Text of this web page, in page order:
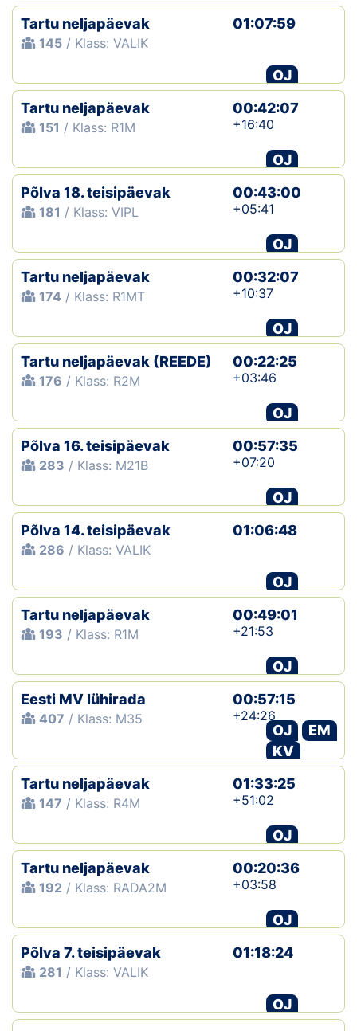
Tartu neljapäevak
145 / Klass: VALIK
01:07:59
OJ
Tartu neljapäevak
151 / Klass: R1M
00:42:07
+16:40
OJ
Põlva 18. teisipäevak
181 / Klass: VIPL
00:43:00
+05:41
OJ
Tartu neljapäevak
174 / Klass: R1MT
00:32:07
+10:37
OJ
Tartu neljapäevak (REEDE)
176 / Klass: R2M
00:22:25
+03:46
OJ
Põlva 16. teisipäevak
283 / Klass: M21B
00:57:35
+07:20
OJ
Põlva 14. teisipäevak
286 / Klass: VALIK
01:06:48
OJ
Tartu neljapäevak
193 / Klass: R1M
00:49:01
+21:53
OJ
Eesti MV lühirada
407 / Klass: M35
00:57:15
+24:26
OJ
EM
KV
Tartu neljapäevak
147 / Klass: R4M
01:33:25
+51:02
OJ
Tartu neljapäevak
192 / Klass: RADA2M
00:20:36
+03:58
OJ
Põlva 7. teisipäevak
281 / Klass: VALIK
01:18:24
OJ